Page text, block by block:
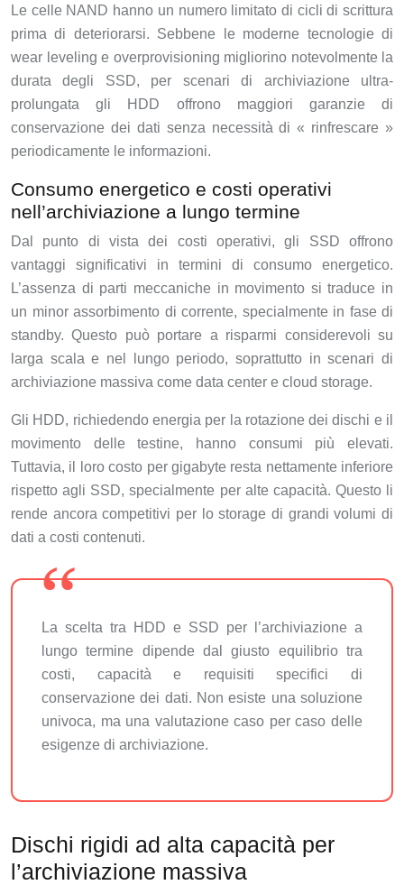
Le celle NAND hanno un numero limitato di cicli di scrittura
prima di deteriorarsi. Sebbene le moderne tecnologie di
wear leveling e overprovisioning migliorino notevolmente la
durata degli SSD, per scenari di archiviazione ultra-
prolungata gli HDD offrono maggiori garanzie di
conservazione dei dati senza necessità di « rinfrescare »
periodicamente le informazioni.
Consumo energetico e costi operativi
nell’archiviazione a lungo termine
Dal punto di vista dei costi operativi, gli SSD offrono
vantaggi significativi in termini di consumo energetico.
L’assenza di parti meccaniche in movimento si traduce in
un minor assorbimento di corrente, specialmente in fase di
standby. Questo può portare a risparmi considerevoli su
larga scala e nel lungo periodo, soprattutto in scenari di
archiviazione massiva come data center e cloud storage.
Gli HDD, richiedendo energia per la rotazione dei dischi e il
movimento delle testine, hanno consumi più elevati.
Tuttavia, il loro costo per gigabyte resta nettamente inferiore
rispetto agli SSD, specialmente per alte capacità. Questo li
rende ancora competitivi per lo storage di grandi volumi di
dati a costi contenuti.
La scelta tra HDD e SSD per l’archiviazione a
lungo termine dipende dal giusto equilibrio tra
costi, capacità e requisiti specifici di
conservazione dei dati. Non esiste una soluzione
univoca, ma una valutazione caso per caso delle
esigenze di archiviazione.
Dischi rigidi ad alta capacità per
l’archiviazione massiva